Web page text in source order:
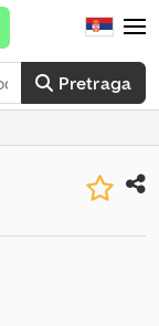
Pretraga